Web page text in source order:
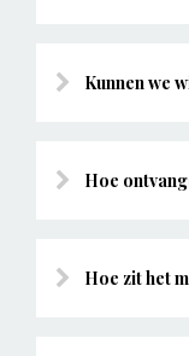
Kunnen we
Hoe
Hoe zit het